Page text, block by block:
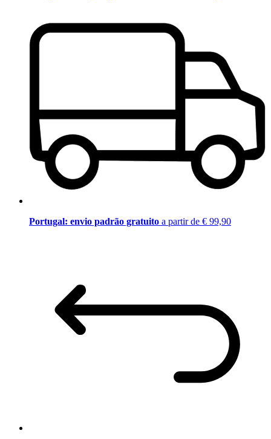
Portugal: envio padrão gratuito a partir de € 99,90